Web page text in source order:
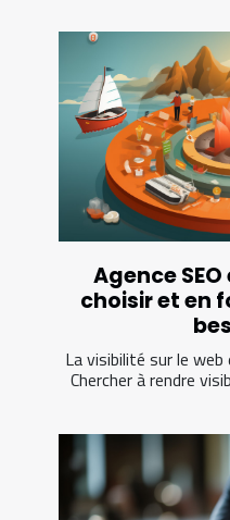
Agence
choisir et en
La visibilité sur le
Chercher à rendre